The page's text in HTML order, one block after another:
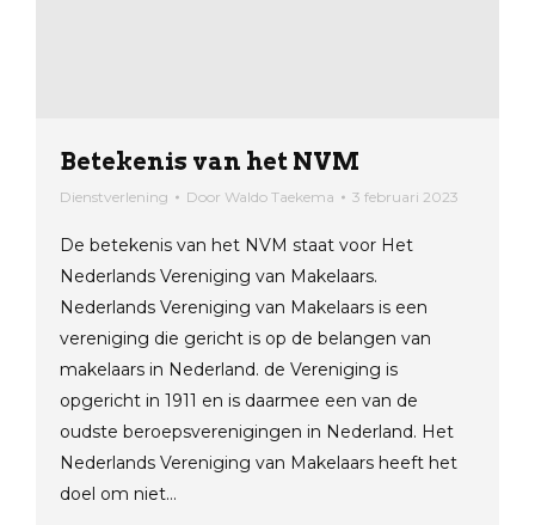
Betekenis van het NVM
Dienstverlening Door Waldo Taekema 3 februari 2023
De betekenis van het NVM staat voor Het
Nederlands Vereniging van Makelaars.
Nederlands Vereniging van Makelaars is een
vereniging die gericht is op de belangen van
makelaars in Nederland. de Vereniging is
opgericht in 1911 en is daarmee een van de
oudste beroepsverenigingen in Nederland. Het
Nederlands Vereniging van Makelaars heeft het
doel om niet…